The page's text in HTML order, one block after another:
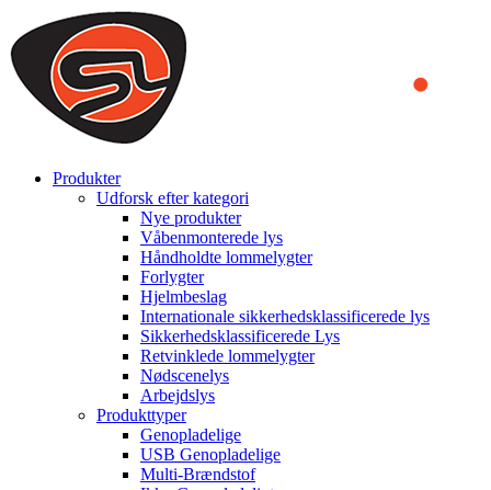
We use cookies to ensure that we provide you the best experience
on our website. By continuing to browse this website, you accept
that cookies are used to help us analyze how the website is used and
to offer you a better experience. To learn more or to find out how
you can disable cookies, you can access our
Produkter
Udforsk efter kategori
Nye produkter
Våbenmonterede lys
Håndholdte lommelygter
Forlygter
Hjelmbeslag
Internationale sikkerhedsklassificerede lys
Sikkerhedsklassificerede Lys
Retvinklede lommelygter
Nødscenelys
Arbejdslys
Produkttyper
Genopladelige
USB Genopladelige
Multi-Brændstof